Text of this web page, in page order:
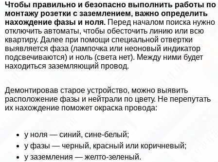
Чтобы правильно и безопасно выполнить работы по
монтажу розетки с заземлением, важно определить
нахождение фазы и ноля. Перед началом поиска нужно
отключить автоматы, чтобы обесточить линию или всю
квартиру. Далее при помощи специальной отвертки
выявляется фаза (лампочка или неоновый индикатор
подсвечиваются) и ноль (света нет). Между ними будет
находиться заземляющий провод.
Демонтировав старое устройство, можно выявить
расположение фазы и нейтрали по цвету. Не перепутать
их нахождение поможет окраска провода:
у ноля — синий, сине-белый;
у фазы — черный, красный или коричневый;
у заземления — желто-зеленый.